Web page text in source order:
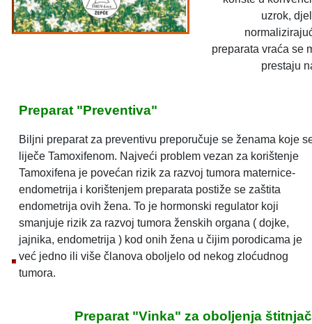
uzrok,
preparata vraća se
prestaju
Preparat "Preventiva"
Biljni preparat za preventivu preporučuje se ženama koje
liječe Tamoxifenom. Najveći problem vezan za korištenje
Tamoxifena je povećan rizik za razvoj tumora maternice-
endometrija i korištenjem preparata postiže se zaštita
endometrija ovih žena. To je hormonski regulator koji
smanjuje rizik za razvoj tumora ženskih organa ( dojke,
jajnika, endometrija ) kod onih žena u čijim porodicama je
već jedno ili više članova oboljelo od nekog zloćudnog
tumora.
Preparat "Vinka" za oboljenja